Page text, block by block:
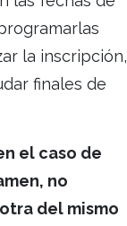
en el
se hará
enumeradas
las
y